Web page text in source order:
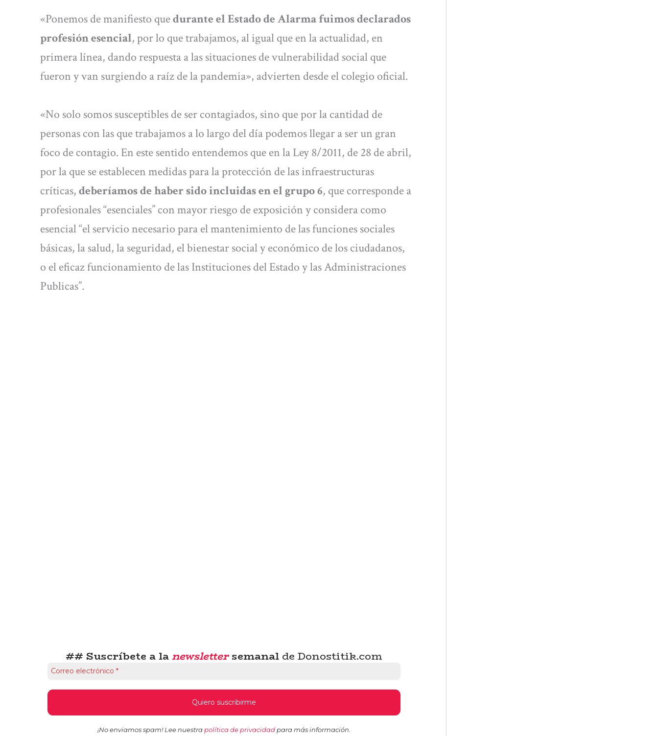
«Ponemos de manifiesto quedurante el Estado de Alarma fuimos declarados
profesión esencial, por lo que trabajamos, al igual que en la actualidad, en
primera línea, dando respuesta a las situaciones de vulnerabilidad social que
fueron y van surgiendo a raíz de la pandemia», advierten desde el colegio oficial.
«No solo somos susceptibles de ser contagiados, sino que por la cantidad de
personas con las que trabajamos a lo largo del día podemos llegar a ser un gran
foco de contagio. En este sentido entendemos que en la Ley 8/2011, de 28 de abril,
por la que se establecen medidas para la protección de las infraestructuras
críticas,deberíamos de haber sido incluidas en el grupo 6, que corresponde a
profesionales “esenciales” con mayor riesgo de exposición y considera como
esencial “el servicio necesario para el mantenimiento de las funciones sociales
básicas, la salud, la seguridad, el bienestar social y económico de los ciudadanos,
o el eficaz funcionamiento de las Instituciones del Estado y las Administraciones
Publicas”.
## Suscríbete a lanewslettersemanal de Donostitik.com
¡No enviamos spam! Lee nuestra política de privacidad para más información.